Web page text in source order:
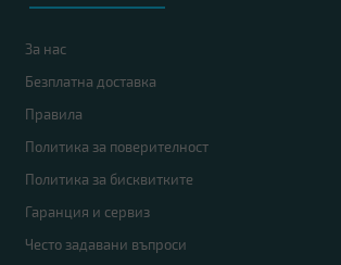
За нас
Безплатна доставка
Правила
Политика за поверителност
Политика за бисквитките
Гаранция и сервиз
Често задавани въпроси